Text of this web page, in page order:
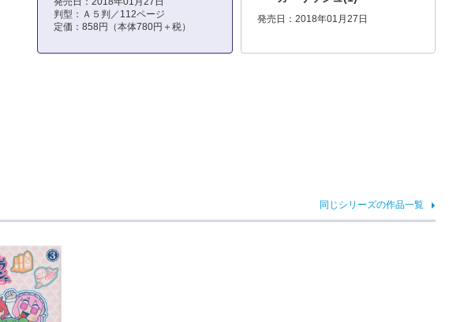
判型：Ａ５判／112ページ
定価：858円（本体780円＋税）
発売日：2018年01月27日
同じシリーズの作品一覧